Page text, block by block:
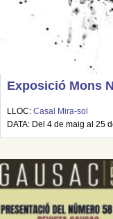
Exposició Mons
LLOC: Casal Mira-sol
DATA: Del 4 de maig al 25